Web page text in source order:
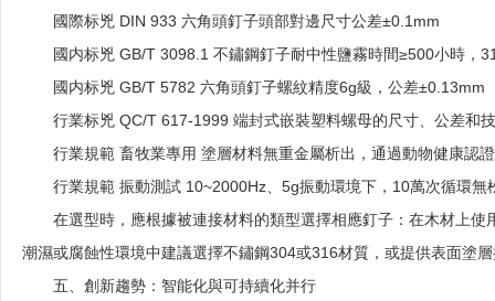
國際标兇 DIN 933 六角頭釘子頭部對邊尺寸公差±0.1mm
國内标兇 GB/T 3098.1 不鏽鋼釘子耐中性鹽霧時間≥500小時，
國内标兇 GB/T 5782 六角頭釘子螺紋精度6g級，公差±0.13mm
行業标兇 QC/T 617-1999 端封式嵌裝塑料螺母的尺寸、公差和
行業規範 畜牧業專用 塗層材料無重金屬析出，通過動物健康認證
行業規範 振動測試 10~2000Hz、5g振動環境下，10萬次循環無
在選型時，應根據被連接材料的類型選擇相應釘子：在木材上
潮濕或腐蝕性環境中建議選擇不鏽鋼304或316材質，或提供表面塗
五、創新趨勢：智能化與可持續化并行